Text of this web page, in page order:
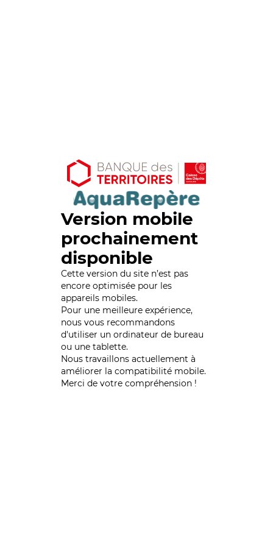
Version mobile
prochainement
disponible
Cette version du site n’est pas
encore optimisée pour les
appareils mobiles.
Pour une meilleure expérience,
nous vous recommandons
d'utiliser un ordinateur de bureau
ou une tablette.
Nous travaillons actuellement à
améliorer la compatibilité mobile.
Merci de votre compréhension !